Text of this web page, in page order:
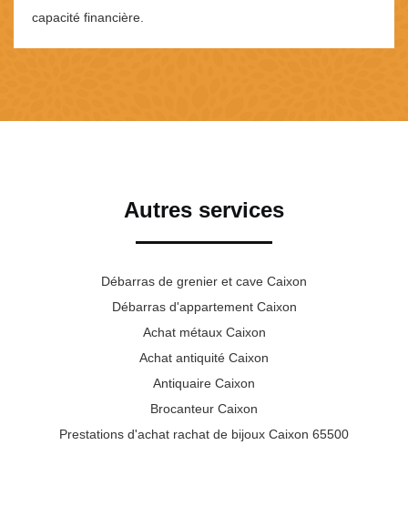
capacité financière.
Autres services
Débarras de grenier et cave Caixon
Débarras d'appartement Caixon
Achat métaux Caixon
Achat antiquité Caixon
Antiquaire Caixon
Brocanteur Caixon
Prestations d'achat rachat de bijoux Caixon 65500